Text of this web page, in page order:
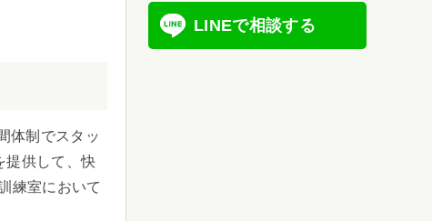
体制でスタッ
提供して、快
練室において
LINEで相談する